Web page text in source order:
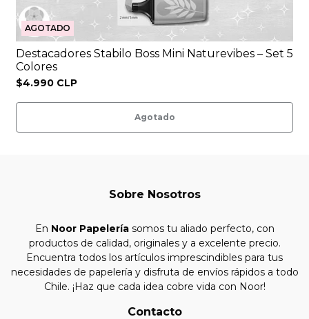
AGOTADO
Destacadores Stabilo Boss Mini Naturevibes – Set 5
Colores
$4.990 CLP
Agotado
Sobre Nosotros
En Noor Papeleríasomos tu aliado perfecto, con
productos de calidad, originales y a excelente precio.
Encuentra todos los artículos imprescindibles para tus
necesidades de papelería y disfruta de envíos rápidos a todo
Chile. ¡Haz que cada idea cobre vida con Noor!
Contacto